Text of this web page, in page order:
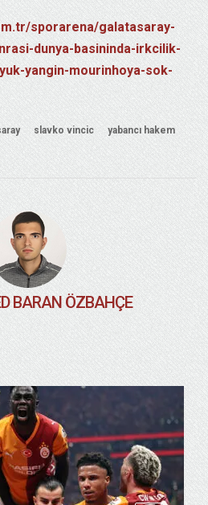
sporarena/galatasaray-
dunya-basininda-irkcilik-
yangin-mourinhoya-sok-
slavko vincic yabancı hakem
BARAN ÖZBAHÇE